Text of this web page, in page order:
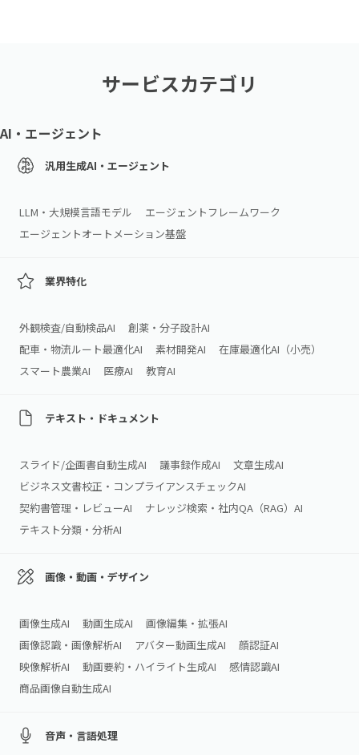
サービスカテゴリ
AI・エージェント
汎用生成AI・エージェント
LLM・大規模言語モデル
エージェントフレームワーク
エージェントオートメーション基盤
業界特化
外観検査/自動検品AI
創薬・分子設計AI
配車・物流ルート最適化AI
素材開発AI
在庫最適化AI（小売）
スマート農業AI
医療AI 教育AI
テキスト・ドキュメント
スライド/企画書自動生成AI 議事録作成AI
文章生成AI
ビジネス文書校正・コンプライアンスチェックAI
契約書管理・レビューAI
ナレッジ検索・社内QA（RAG）AI
テキスト分類・分析AI
画像・動画・デザイン
画像生成AI 動画生成AI
画像編集・拡張AI
画像認識・画像解析AI
アバター動画生成AI
顔認証AI
映像解析AI
動画要約・ハイライト生成AI
感情認識AI
商品画像自動生成AI
音声・言語処理